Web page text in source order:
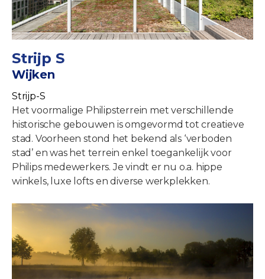
Strijp S
Wijken
Strijp-S
Het voormalige Philipsterrein met verschillende
historische gebouwen is omgevormd tot creatieve
stad. Voorheen stond het bekend als ‘verboden
stad’ en was het terrein enkel toegankelijk voor
Philips medewerkers. Je vindt er nu o.a. hippe
winkels, luxe lofts en diverse werkplekken.